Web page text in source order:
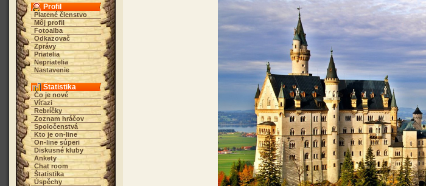
Profil
Platené členstvo
Môj profil
Fotoalba
Odkazovač
Zprávy
Priatelia
Nepriatelia
Nastavenie
Štatistika
Čo je nové
Víťazi
Rebríčky
Zoznam hráčov
Spoločenstvá
Kto je on-line
On-line súperi
Diskusné kluby
Ankety
Chat room
Štatistika
Úspěchy